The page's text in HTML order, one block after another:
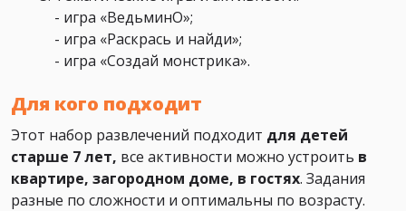
- игра «ВедьминО»;
- игра «Раскрась и найди»;
- игра «Создай монстрика».
Для кого подходит
Этот набор развлечений подходит для детей
старше 7 лет, все активности можно устроить в
квартире, загородном доме, в гостях. Задания
разные по сложности и оптимальны по возрасту.